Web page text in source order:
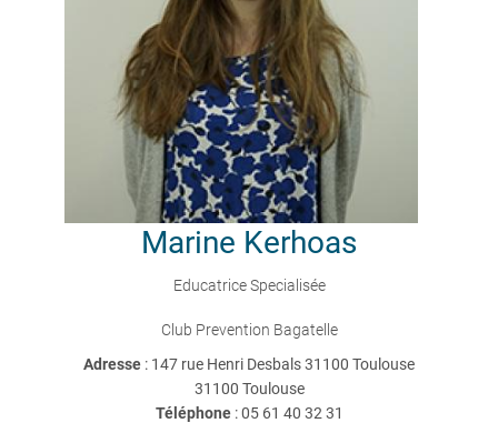
Marine Kerhoas
Educatrice Specialisée
Club Prevention Bagatelle
Adresse : 147 rue Henri Desbals 31100 Toulouse
31100 Toulouse
Téléphone:05 61 40 32 31